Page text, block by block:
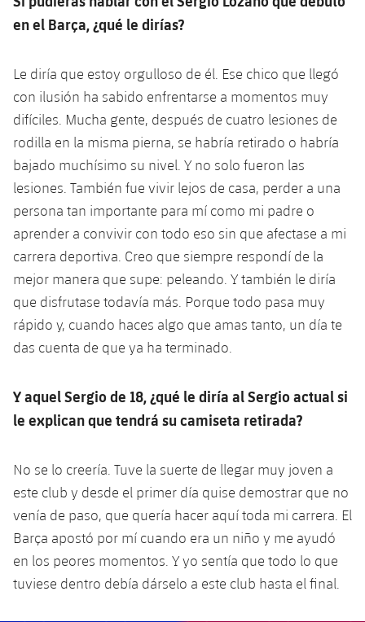
en el Barça, ¿qué le dirías?
Le diría que estoy orgulloso de él. Ese chico que llegó
con ilusión ha sabido enfrentarse a momentos muy
difíciles. Mucha gente, después de cuatro lesiones de
rodilla en la misma pierna, se habría retirado o habría
bajado muchísimo su nivel. Y no solo fueron las
lesiones. También fue vivir lejos de casa, perder a una
persona tan importante para mí como mi padre o
aprender a convivir con todo eso sin que afectase a mi
carrera deportiva. Creo que siempre respondí de la
mejor manera que supe: peleando. Y también le diría
que disfrutase todavía más. Porque todo pasa muy
rápido y, cuando haces algo que amas tanto, un día te
das cuenta de que ya ha terminado.
Y aquel Sergio de 18, ¿qué le diría al Sergio actual si
le explican que tendrá su camiseta retirada?
No se lo creería. Tuve la suerte de llegar muy joven a
este club y desde el primer día quise demostrar que no
venía de paso, que quería hacer aquí toda mi carrera. El
Barça apostó por mí cuando era un niño y me ayudó
en los peores momentos. Y yo sentía que todo lo que
tuviese dentro debía dárselo a este club hasta el final.